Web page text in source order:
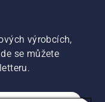
výrobcích,
se můžete